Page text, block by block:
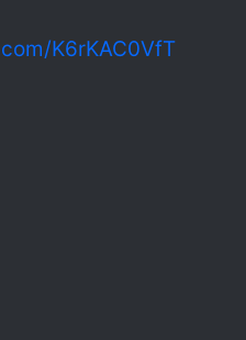
K6rKAC0VfT